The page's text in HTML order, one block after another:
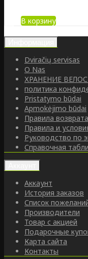
В корзину
Dviračių servisas
O Nas
ХРАНЕНИЕ
политика
Pristatymo būdai
Apmokėjimo būdai
Правила
Правила и
Руководство по
Справочная
Аккаунт
История заказов
Список
Производители
Товар с акцией
Подарочные
Карта сайта
Контакты